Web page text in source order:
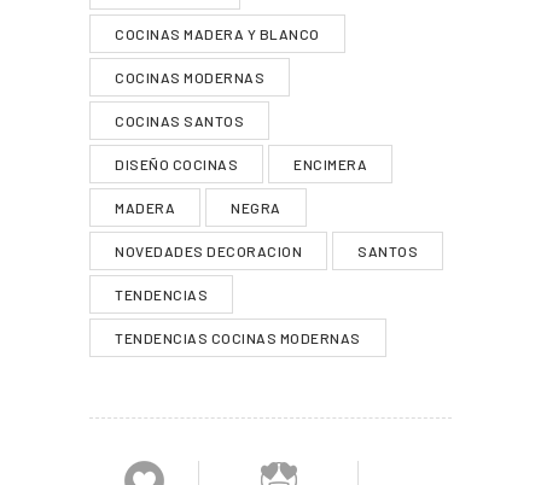
COCINAS MADERA Y BLANCO
COCINAS MODERNAS
COCINAS SANTOS
DISEÑO COCINAS ENCIMERA
MADERA NEGRA
NOVEDADES DECORACION SANTOS
TENDENCIAS
TENDENCIAS COCINAS MODERNAS